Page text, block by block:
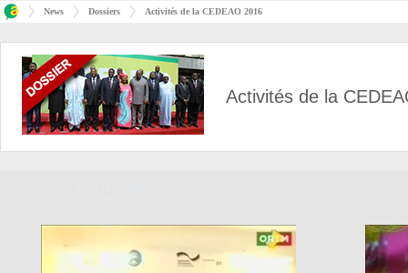
News Dossiers Activités de la CEDEAO 2016
Activités de la